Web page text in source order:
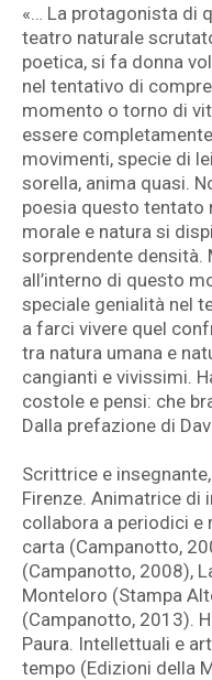
«… La protagonista di
teatro naturale
poetica, si fa donna
nel tentativo di
momento o torno di
essere
movimenti, specie di
sorella, anima quasi.
poesia questo
morale e natura si
sorprendente densità.
all’interno di questo
speciale genialità nel
a farci vivere quel
tra natura umana e
cangianti e vivissimi.
costole e pensi: che
Dalla prefazione di
Scrittrice e
Firenze. Animatrice di
collabora a periodici e
carta (Campanotto,
(Campanotto, 2008),
Monteloro (Stampa
(Campanotto, 2013).
Paura. Intellettuali e
tempo (Edizioni della